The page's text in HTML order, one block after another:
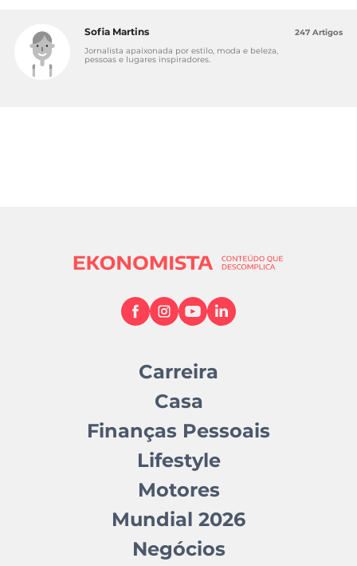
Sofia Martins
Jornalista apaixonada por estilo, moda e beleza,
pessoas e lugares inspiradores.
247 Artigos
Carreira
Casa
Finanças Pessoais
Lifestyle
Motores
Mundial 2026
Negócios